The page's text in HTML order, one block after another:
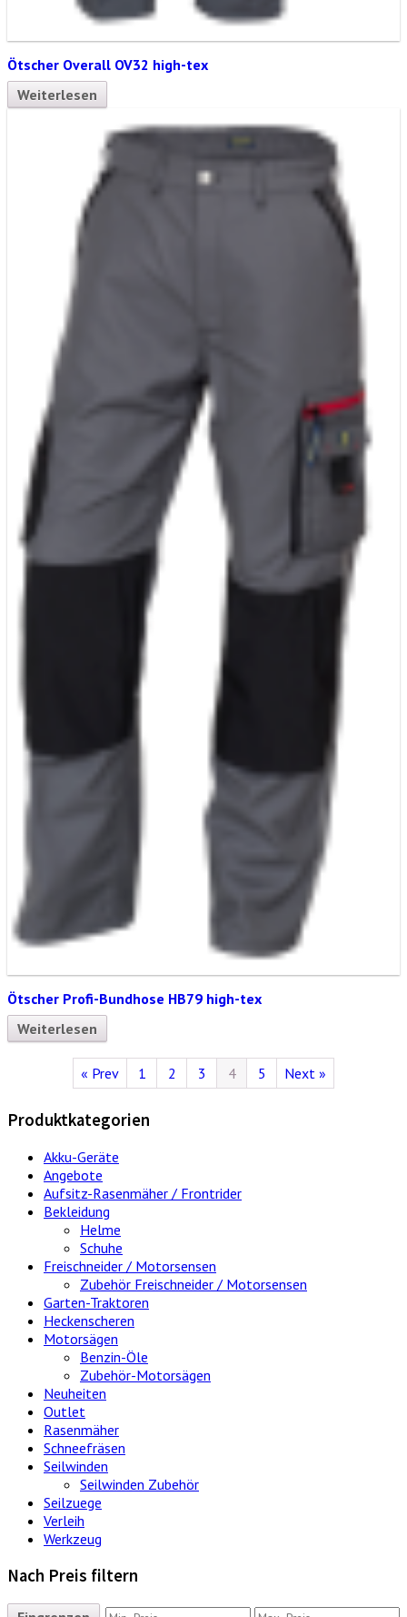
Ötscher Overall OV32 high-tex
Weiterlesen
Ötscher Profi-Bundhose HB79 high-tex
Weiterlesen
« Prev 1 2 3 4 5 Next »
Produktkategorien
Akku-Geräte
Angebote
Aufsitz-Rasenmäher / Frontrider
Bekleidung
Helme
Schuhe
Freischneider / Motorsensen
Zubehör Freischneider / Motorsensen
Garten-Traktoren
Heckenscheren
Motorsägen
Benzin-Öle
Zubehör-Motorsägen
Neuheiten
Outlet
Rasenmäher
Schneefräsen
Seilwinden
Seilwinden Zubehör
Seilzuege
Verleih
Werkzeug
Nach Preis filtern